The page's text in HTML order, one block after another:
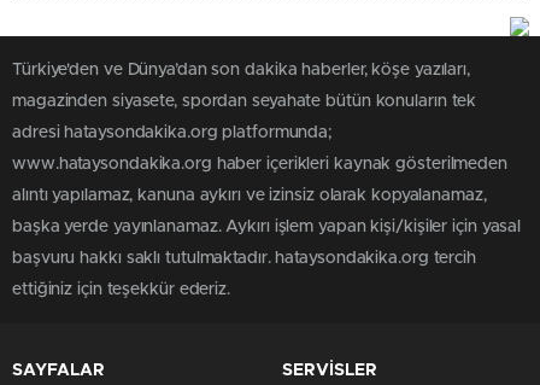
Türkiye'den ve Dünya’dan son dakika haberler, köşe yazıları,
magazinden siyasete, spordan seyahate bütün konuların tek
adresi hataysondakika.org platformunda;
www.hataysondakika.org haber içerikleri kaynak gösterilmeden
alıntı yapılamaz, kanuna aykırı ve izinsiz olarak kopyalanamaz,
başka yerde yayınlanamaz. Aykırı işlem yapan kişi/kişiler için yasal
başvuru hakkı saklı tutulmaktadır. hataysondakika.org tercih
ettiğiniz için teşekkür ederiz.
SAYFALAR SERVİSLER